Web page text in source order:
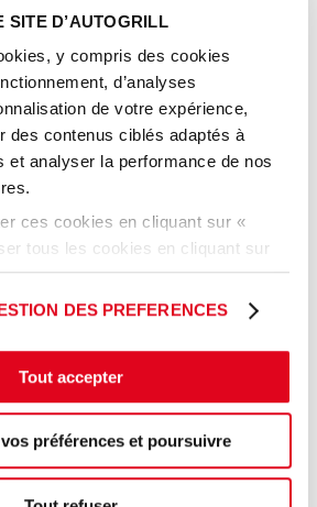
SITE D’AUTOGRILL
y compris des cookies
d’analyses
de votre expérience,
des contenus ciblés adaptés à
et analyser la performance de nos
ces cookies en cliquant sur «
tous les cookies en cliquant sur
sur « Paramétrer les cookies
DES PREFERENCES
Tout accepter
préférences et poursuivre
: la restauration
La Croissanterie vous
boissons chaudes &
salades et formule
ans que l’on vous prépare sur
soigneusement
en perspective pour
et les grandes faims